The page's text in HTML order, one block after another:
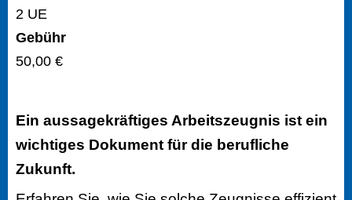
2 UE
Gebühr
50,00 €
Ein aussagekräftiges Arbeitszeugnis ist ein
wichtiges Dokument für die berufliche
Zukunft.